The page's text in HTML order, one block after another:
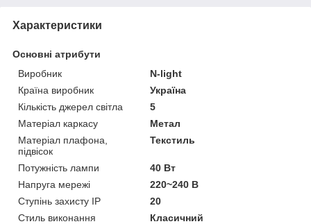
Характеристики
Основні атрибути
Виробник
N-light
Країна виробник
Україна
Кількість джерел світла
5
Матеріал каркасу
Метал
Матеріал плафона,
підвісок
Текстиль
Потужність лампи
40 Вт
Напруга мережі
220~240 В
Ступінь захисту IP
20
Стиль виконання
Класичний